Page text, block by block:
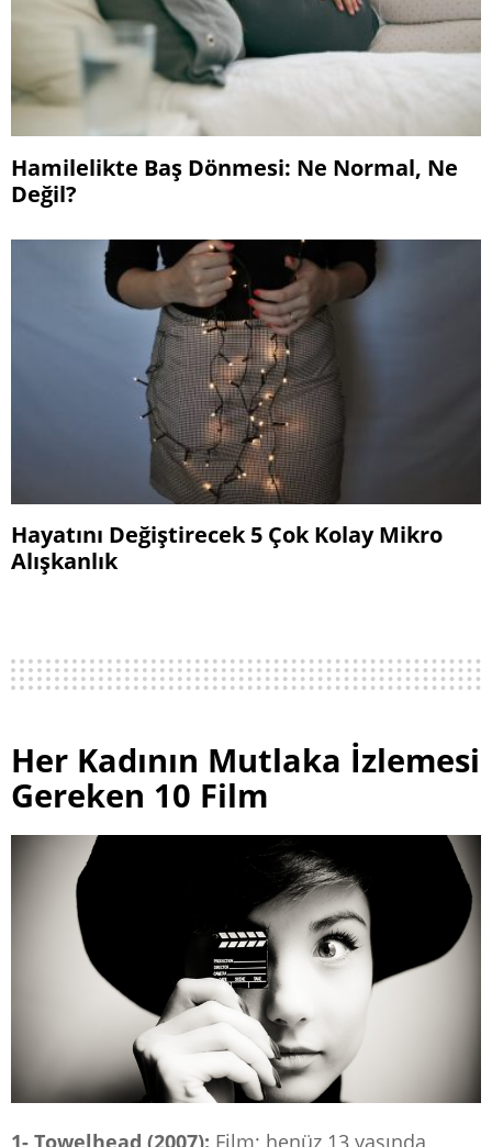
Hamilelikte Baş Dönmesi: Ne Normal, Ne
Değil?
Hayatını Değiştirecek 5 Çok Kolay Mikro
Alışkanlık
Her Kadının Mutlaka İzlemesi
Gereken 10 Film